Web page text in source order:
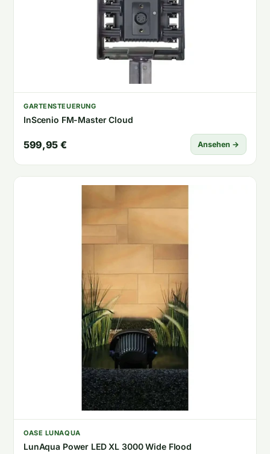
GARTENSTEUERUNG
InScenio FM-Master Cloud
599,95 € Ansehen →
OASE LUNAQUA
LunAqua Power LED XL 3000 Wide Flood